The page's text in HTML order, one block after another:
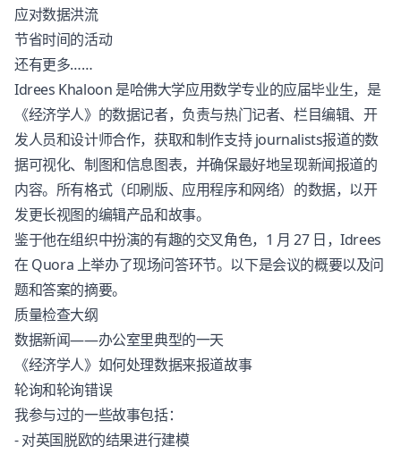
应对数据洪流
节省时间的活动
还有更多……
Idrees Khaloon 是哈佛大学应用数学专业的应届毕业生，是
《经济学人》的数据记者，负责与热门记者、栏目编辑、开
发人员和设计师合作，获取和制作支持 journalists报道的数
据可视化、制图和信息图表，并确保最好地呈现新闻报道的
内容。所有格式（印刷版、应用程序和网络）的数据，以开
发更长视图的编辑产品和故事。
鉴于他在组织中扮演的有趣的交叉角色，1 月 27 日，Idrees
在 Quora 上举办了现场问答环节。以下是会议的概要以及问
题和答案的摘要。
质量检查大纲
数据新闻——办公室里典型的一天
《经济学人》如何处理数据来报道故事
轮询和轮询错误
我参与过的一些故事包括：
- 对英国脱欧的结果进行建模